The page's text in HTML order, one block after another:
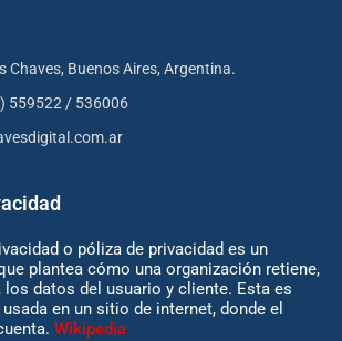
Chaves, Buenos Aires, Argentina.
559522 / 536006
o póliza de privacidad es un
plantea cómo una organización retiene,
los datos del usuario y cliente. Esta es
en un sitio de internet, donde el
Wikipedia